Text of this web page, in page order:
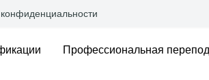
Профессиональная